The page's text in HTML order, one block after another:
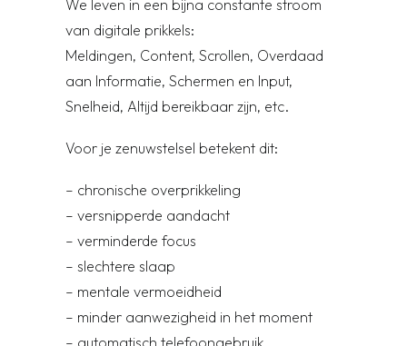
We leven in een bijna constante stroom
van digitale prikkels:
Meldingen, Content, Scrollen, Overdaad
aan Informatie, Schermen en Input,
Snelheid, Altijd bereikbaar zijn, etc.
Voor je zenuwstelsel betekent dit:
– chronische overprikkeling
– versnipperde aandacht
– verminderde focus
– slechtere slaap
– mentale vermoeidheid
– minder aanwezigheid in het moment
– automatisch telefoongebruik